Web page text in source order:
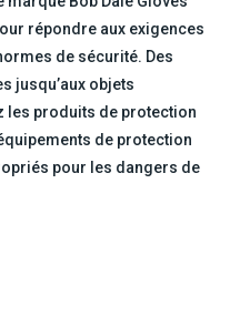
répondre aux exigences
de sécurité. Des
jusqu’aux objets
les produits de protection
de protection
pour les dangers de